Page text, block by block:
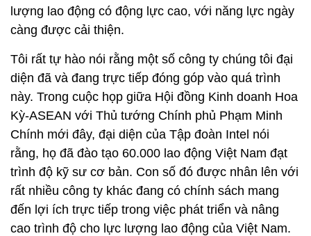
lượng lao động có động lực cao, với năng lực ngày
càng được cải thiện.
Tôi rất tự hào nói rằng một số công ty chúng tôi đại
diện đã và đang trực tiếp đóng góp vào quá trình
này. Trong cuộc họp giữa Hội đồng Kinh doanh Hoa
Kỳ-ASEAN với Thủ tướng Chính phủ Phạm Minh
Chính mới đây, đại diện của Tập đoàn Intel nói
rằng, họ đã đào tạo 60.000 lao động Việt Nam đạt
trình độ kỹ sư cơ bản. Con số đó được nhân lên với
rất nhiều công ty khác đang có chính sách mang
đến lợi ích trực tiếp trong việc phát triển và nâng
cao trình độ cho lực lượng lao động của Việt Nam.